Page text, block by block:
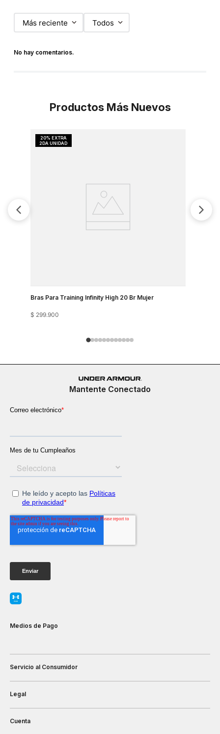
Más reciente Todos
No hay comentarios.
Productos Más Nuevos
Bras Para Training Infinity High 20 Br Mujer
$ 299.900
Mantente Conectado
Medios de Pago
Servicio al Consumidor
Legal
Cuenta